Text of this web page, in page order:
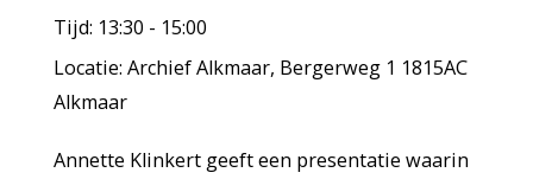
Tijd: 13:30 - 15:00
Locatie: Archief Alkmaar, Bergerweg 1 1815AC
Alkmaar
Annette Klinkert geeft een presentatie waarin